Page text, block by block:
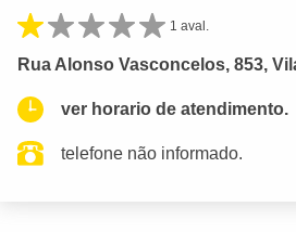
1 aval.
Rua Alonso Vasconcelos, 853,
ver horario de atendimento.
telefone não informado.